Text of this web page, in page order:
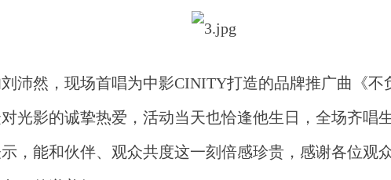
沛然，现场首唱为中影CINITY打造的品牌推广曲《不
光影的诚挚热爱，活动当天也恰逢他生日，全场齐唱
，能和伙伴、观众共度这一刻倍感珍贵，感谢各位观